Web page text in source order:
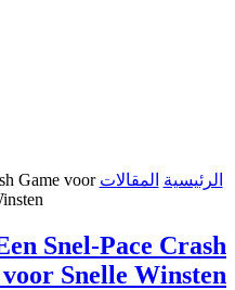
الرئيسية المقالات Game voor
Snel‑Pace Crash
Snelle Winsten